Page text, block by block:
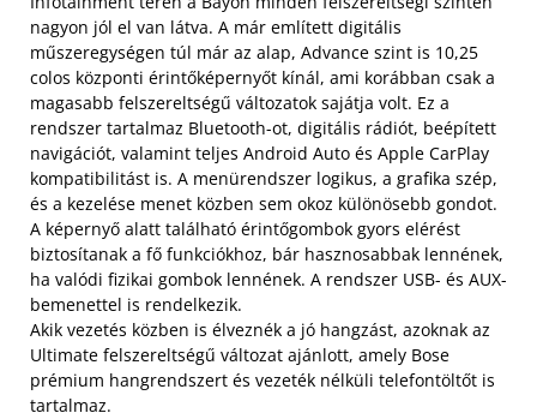
nagyon jól el van látva. A már említett digitális
műszeregységen túl már az alap, Advance szint is 10,25
colos központi érintőképernyőt kínál, ami korábban csak a
magasabb felszereltségű változatok sajátja volt. Ez a
rendszer tartalmaz Bluetooth-ot, digitális rádiót, beépített
navigációt, valamint teljes Android Auto és Apple CarPlay
kompatibilitást is. A menürendszer logikus, a grafika szép,
és a kezelése menet közben sem okoz különösebb gondot.
A képernyő alatt található érintőgombok gyors elérést
biztosítanak a fő funkciókhoz, bár hasznosabbak lennének,
ha valódi fizikai gombok lennének. A rendszer USB- és AUX-
bemenettel is rendelkezik.
Akik vezetés közben is élveznék a jó hangzást, azoknak az
Ultimate felszereltségű változat ajánlott, amely Bose
prémium hangrendszert és vezeték nélküli telefontöltőt is
tartalmaz.